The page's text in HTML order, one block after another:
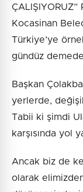
ÇALIŞIYORUZ”
Kocasinan
Türkiye’ye
gündüz
Başkan
yerlerde,
Tabii ki şimdi
karşısında yol
Ancak biz de
olarak